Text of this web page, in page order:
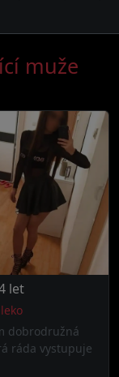
muže
let
dobrodružná
ráda vystupuje